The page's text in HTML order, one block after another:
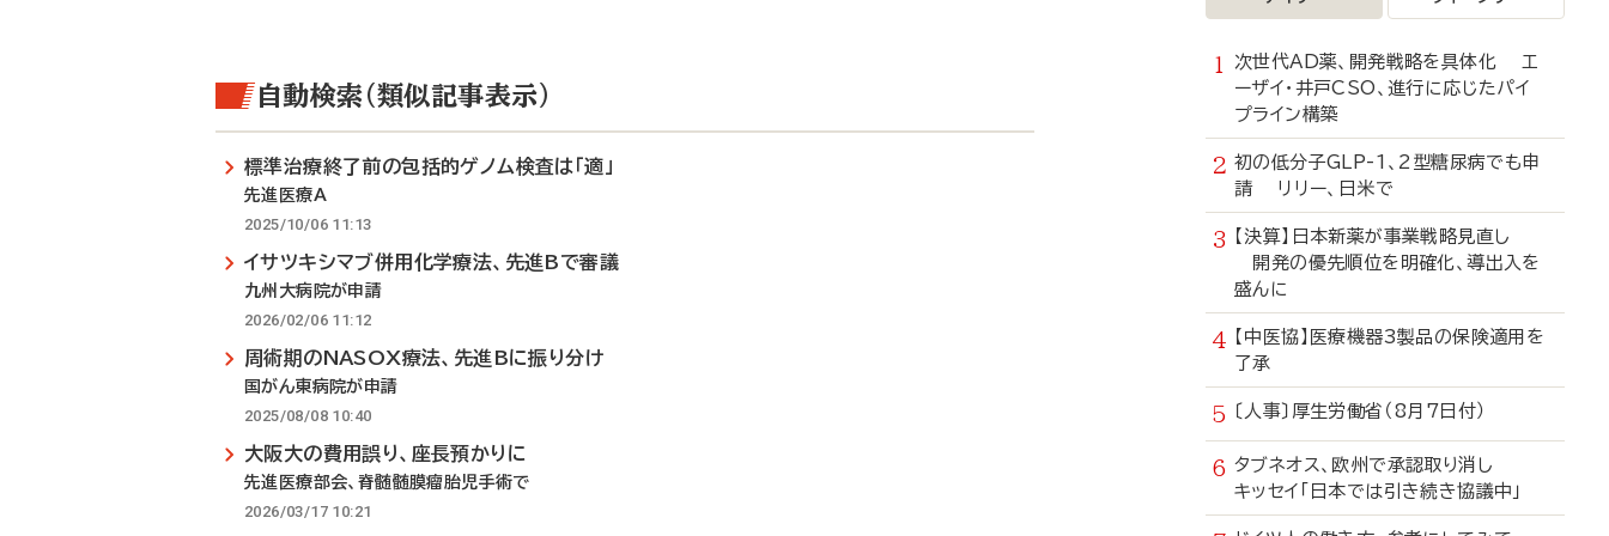
自動検索（類似記事表示）
標準治療終了前の包括的ゲノム検査は「適」
先進医療A
2025/10/06 11:13
イサツキシマブ併用化学療法、先進Bで審議
九州大病院が申請
2026/02/06 11:12
周術期のNASOX療法、先進Bに振り分け
国がん東病院が申請
2025/08/08 10:40
大阪大の費用誤り、座長預かりに
先進医療部会、脊髄髄膜瘤胎児手術で
2026/03/17 10:21
次世代AD薬、開発戦略を具体化 エ
ーザイ・井戸CSO、進行に応じたパイ
プライン構築
初の低分子GLP-1、2型糖尿病でも申
請 リリー、日米で
【決算】日本新薬が事業戦略見直し
開発の優先順位を明確化、導出入を
盛んに
【中医協】医療機器3製品の保険適用を
了承
〔人事〕厚生労働省（8月7日付）
タブネオス、欧州で承認取り消し
キッセイ「日本では引き続き協議中」